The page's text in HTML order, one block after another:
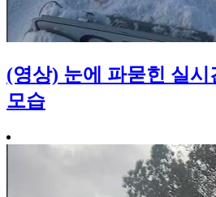
(영상) 눈에 파묻힌 실
모습